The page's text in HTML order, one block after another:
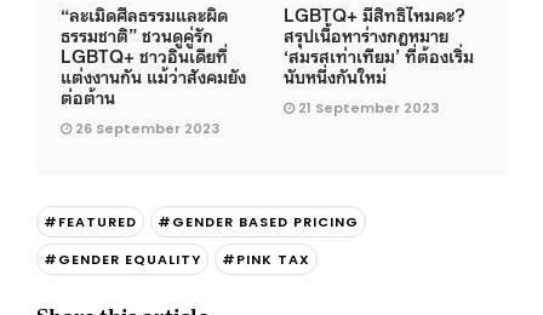
“ละเมิดศีลธรรมและผิด
ธรรมชาติ” ชวนดูคู่รัก
LGBTQ+ ชาวอินเดียที่
แต่งงานกัน แม้ว่าสังคมยัง
ต่อต้าน
26 September 2023
LGBTQ+ มีสิทธิไหมคะ?
สรุปเนื้อหาร่างกฎหมาย
‘สมรสเท่าเทียม’ ที่ต้องเริ่ม
นับหนึ่งกันใหม่
21 September 2023
#FEATURED
#GENDER BASED PRICING
#GENDER EQUALITY
#PINK TAX